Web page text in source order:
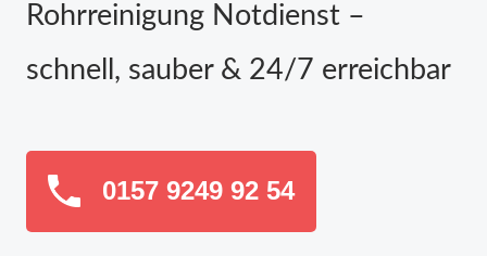
Rohrreinigung Notdienst –
schnell, sauber & 24/7 erreichbar
0157 9249 92 54